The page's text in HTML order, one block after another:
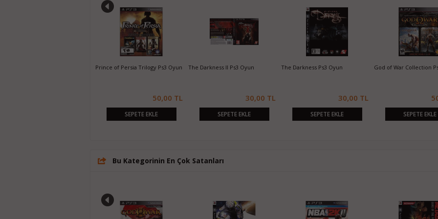
God of War Collection Ps3 Oyun
Metal Gear Solid HD Collection Ps3 Dragon's Dogma Dark Arisen Ps3
Dragon's Dogma Ps3 Oyun Journey
Bu Kategorinin En Çok Satanları